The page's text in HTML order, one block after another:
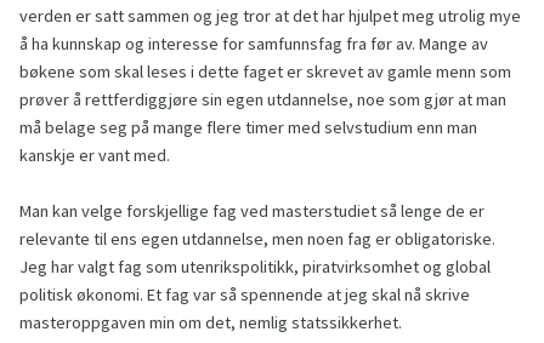
verden er satt sammen og jeg tror at det har hjulpet meg utrolig mye
å ha kunnskap og interesse for samfunnsfag fra før av. Mange av
bøkene som skal leses i dette faget er skrevet av gamle menn som
prøver å rettferdiggjøre sin egen utdannelse, noe som gjør at man
må belage seg på mange flere timer med selvstudium enn man
kanskje er vant med.
Man kan velge forskjellige fag ved masterstudiet så lenge de er
relevante til ens egen utdannelse, men noen fag er obligatoriske.
Jeg har valgt fag som utenrikspolitikk, piratvirksomhet og global
politisk økonomi. Et fag var så spennende at jeg skal nå skrive
masteroppgaven min om det, nemlig statssikkerhet.